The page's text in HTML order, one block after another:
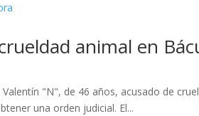
animal en
Valentín "N", de 46 años, acusado de
una orden judicial. El...